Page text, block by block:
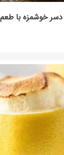
خوشمزه با طعم